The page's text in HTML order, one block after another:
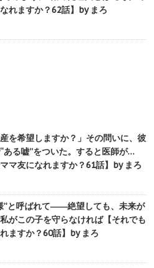
れますか？62話】by まろ
産を希望しますか？」その問いに、彼
ある嘘”をついた。すると医師が…
ママ友になれますか？61話】by まろ
”と呼ばれて――絶望しても、未来が
がこの子を守らなければ【それでも
ますか？60話】by まろ